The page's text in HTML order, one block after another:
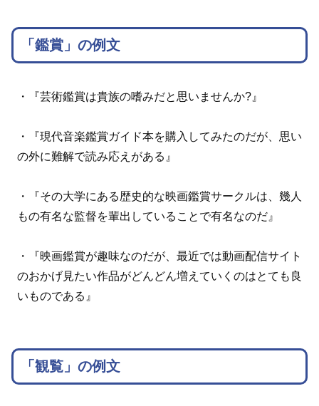
「鑑賞」の例文
・『芸術鑑賞は貴族の嗜みだと思いませんか?』
・『現代音楽鑑賞ガイド本を購入してみたのだが、思い
の外に難解で読み応えがある』
・『その大学にある歴史的な映画鑑賞サークルは、幾人
もの有名な監督を輩出していることで有名なのだ』
・『映画鑑賞が趣味なのだが、最近では動画配信サイト
のおかげ見たい作品がどんどん増えていくのはとても良
いものである』
「観覧」の例文